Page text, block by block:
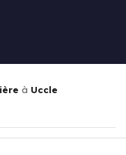
à Uccle